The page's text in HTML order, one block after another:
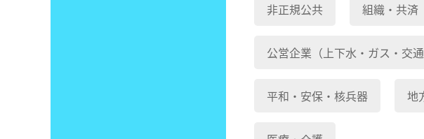
非正規公共 組織・共済
公営企業（上下水・ガス・交通
平和・安保・核兵器 地